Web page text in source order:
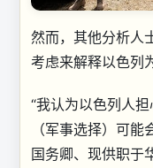
然而，其他分析人
考虑来解释以色列
“我认为以色列人
（军事选择）可
国务卿、现供职于